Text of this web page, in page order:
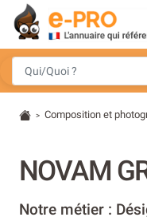
> Composition et
NOVAM
Notre métier :